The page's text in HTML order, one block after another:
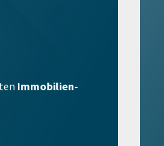
Immobilien-